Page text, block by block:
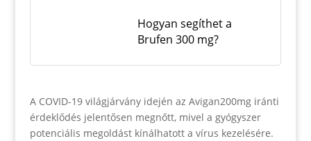
Hogyan segíthet a
Brufen 300 mg?
A COVID-19 világjárvány idején az Avigan200mg iránti
érdeklődés jelentősen megnőtt, mivel a gyógyszer
potenciális megoldást kínálhatott a vírus kezelésére.